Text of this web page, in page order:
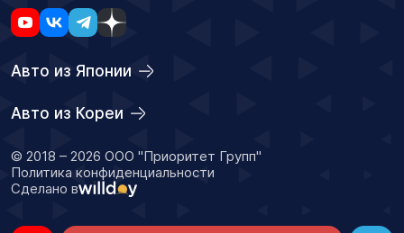
Авто из Японии
Авто из Кореи
© 2018 – 2026 ООО "Приоритет Групп"
Политика конфиденциальности
Сделано в